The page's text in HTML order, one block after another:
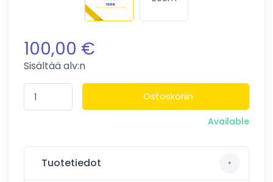
100,00 €
Sisältää alv:n
Ostoskoriin
Available
Tuotetiedot